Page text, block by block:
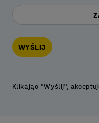
WYŚLIJ
Klikając "Wyślij",